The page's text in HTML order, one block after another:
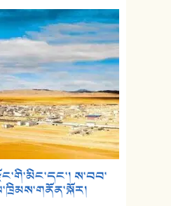
ས་བབ་